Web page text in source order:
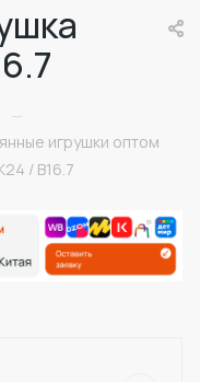
—
игрушки оптом
/ В16.7